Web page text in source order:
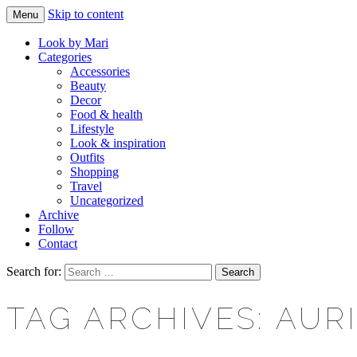
LOOK BY MARI
Makeup & beauty blog
Menu Skip to content
Look by Mari
Categories
Accessories
Beauty
Decor
Food & health
Lifestyle
Look & inspiration
Outfits
Shopping
Travel
Uncategorized
Archive
Follow
Contact
Search for:
TAG ARCHIVES: